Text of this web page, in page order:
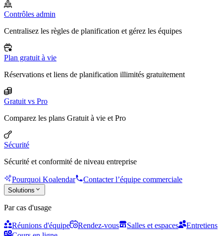
Contrôles admin
Centralisez les règles de planification et gérez les équipes
Plan gratuit à vie
Réservations et liens de planification illimités gratuitement
Gratuit vs Pro
Comparez les plans Gratuit à vie et Pro
Sécurité
Sécurité et conformité de niveau entreprise
Pourquoi Koalendar Contacter l’équipe commerciale
Solutions
Par cas d'usage
Réunions d'équipe Rendez-vous Salles et espaces
Entretiens